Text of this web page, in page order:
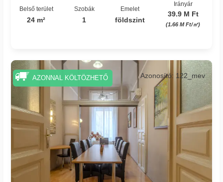
Belső terület
24 m²
Szobák
1
Emelet
földszint
Irányár
39.9 M Ft
(1.66 M Ft/㎡)
Azonosító: 122_mev
AZONNAL KÖLTÖZHETŐ